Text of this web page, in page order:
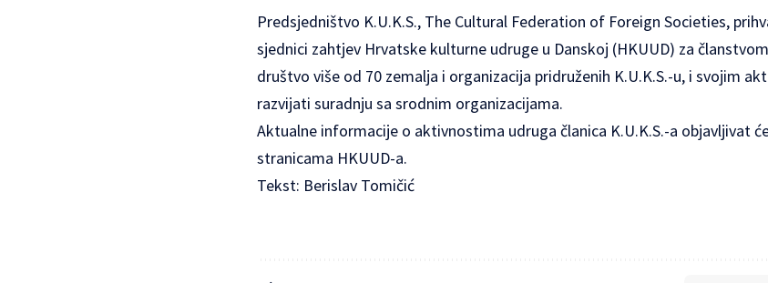
Predsjedništvo K.U.K.S., The Cultural Federation of Foreign Societies,
sjednici zahtjev Hrvatske kulturne udruge u Danskoj (HKUUD) za
društvo više od 70 zemalja i organizacija pridruženih K.U.K.S.-u, i svojim
razvijati suradnju sa srodnim organizacijama.
Aktualne informacije o aktivnostima udruga članica K.U.K.S.-a objavljivat
stranicama HKUUD-a.
Tekst: Berislav Tomičić